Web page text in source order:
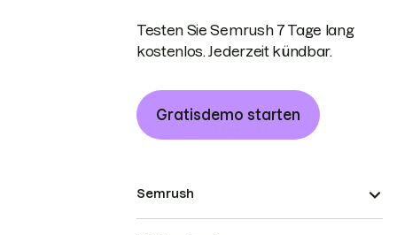
Testen Sie Semrush 7 Tage lang
kostenlos. Jederzeit kündbar.
Gratisdemo starten
Semrush